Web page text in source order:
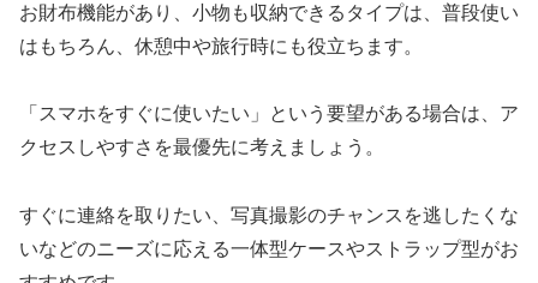
お財布機能があり、小物も収納できるタイプは、普段使い
はもちろん、休憩中や旅行時にも役立ちます。
「スマホをすぐに使いたい」という要望がある場合は、ア
クセスしやすさを最優先に考えましょう。
すぐに連絡を取りたい、写真撮影のチャンスを逃したくな
いなどのニーズに応える一体型ケースやストラップ型がお